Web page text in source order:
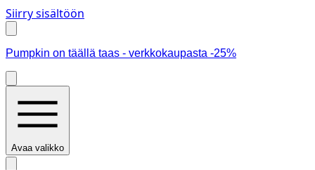
Siirry sisältöön
Pumpkin on täällä taas - verkkokaupasta -25%
Avaa valikko